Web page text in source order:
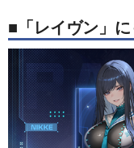
■「レイヴン」